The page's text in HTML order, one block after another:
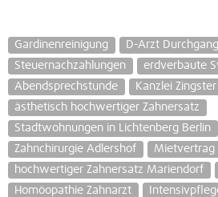
Gardinenreinigung
D-Arzt
Steuernachzahlungen
erdverbaute
Abendsprechstunde
Kanzlei
ästhetisch hochwertiger Zahnersatz
Stadtwohnungen in Lichtenberg Berlin
Zahnchirurgie Adlershof
Mietvertrag
hochwertiger Zahnersatz Mariendorf
Homöopathie Zahnarzt